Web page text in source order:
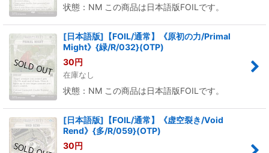
状態：NM この商品は日本語版FOILです。
[日本語版]【FOIL/通常】《原初の力/Primal
Might》{緑/R/032}(OTP)
30円
在庫なし
状態：NM この商品は日本語版FOILです。
[日本語版]【FOIL/通常】《虚空裂き/Void
Rend》{多/R/059}(OTP)
30円